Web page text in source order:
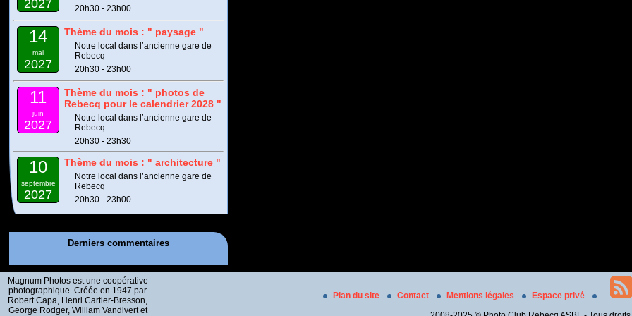
2027
20h30 - 23h00
14
mai
2027
Thème du mois : " paysage "
Notre local dans l’ancienne gare de
Rebecq
20h30 - 23h00
11
juin
2027
Thème du mois : " photos de
Rebecq pour le calendrier 2028 "
Notre local dans l’ancienne gare de
Rebecq
20h30 - 23h30
10
septembre
2027
Thème du mois : " architecture "
Notre local dans l’ancienne gare de
Rebecq
20h30 - 23h00
Derniers commentaires
Magnum Photos est une coopérative
photographique. Créée en 1947 par
Robert Capa, Henri Cartier-Bresson,
George Rodger, William Vandivert et
Plan du site Contact Mentions légales
Espace privé